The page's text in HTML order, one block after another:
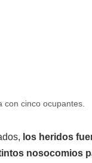
con cinco ocupantes.
los heridos
nosocomios